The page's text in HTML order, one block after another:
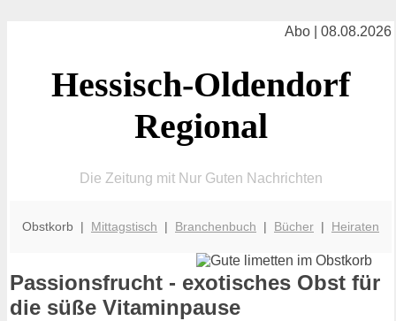
Abo | 08.08.2026
Hessisch-Oldendorf
Regional
Die Zeitung mit Nur Guten Nachrichten
Obstkorb | Mittagstisch | Branchenbuch | Bücher | Heiraten
Passionsfrucht - exotisches Obst für
die süße Vitaminpause